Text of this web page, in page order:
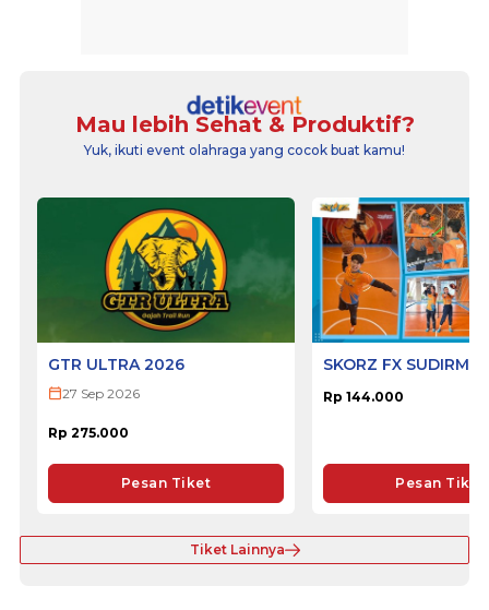
Mau lebih Sehat & Produktif?
Yuk, ikuti event olahraga yang cocok buat kamu!
GTR ULTRA 2026
27 Sep 2026
Rp 275.000
Pesan Tiket
SKORZ FX
Rp 144.000
Pesan Tiket
Tiket Lainnya